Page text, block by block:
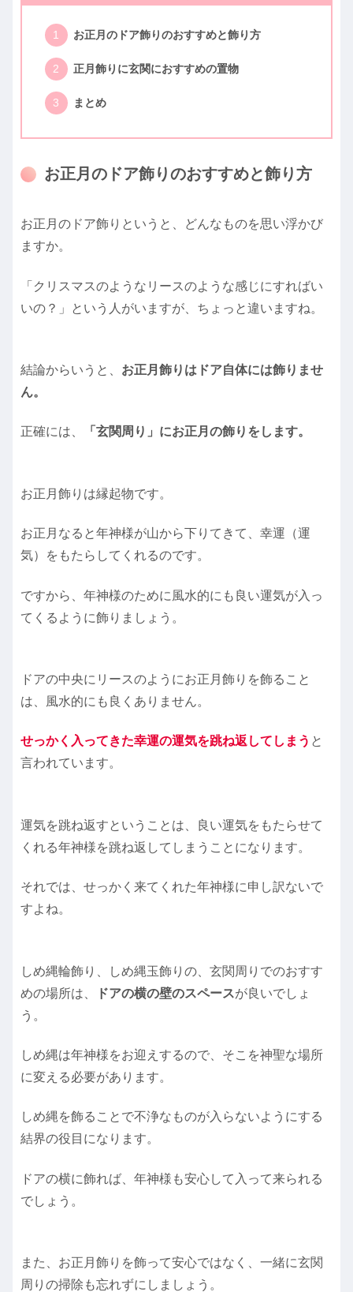
お正月のドア飾りのおすすめと飾り方
正月飾りに玄関におすすめの置物
まとめ
お正月のドア飾りのおすすめと飾り方
お正月のドア飾りというと、どんなものを思い浮かび
ますか。
「クリスマスのようなリースのような感じにすればい
いの？」という人がいますが、ちょっと違いますね。
結論からいうと、 お正月飾りはドア自体には飾りませ
ん。
正確には、 「玄関周り」にお正月の飾りをします。
お正月飾りは縁起物です。
お正月なると年神様が山から下りてきて、幸運（運
気）をもたらしてくれるのです。
ですから、年神様のために風水的にも良い運気が入っ
てくるように飾りましょう。
ドアの中央にリースのようにお正月飾りを飾ること
は、風水的にも良くありません。
せっかく入ってきた幸運の運気を跳ね返してしまう と
言われています。
運気を跳ね返すということは、良い運気をもたらせて
くれる年神様を跳ね返してしまうことになります。
それでは、せっかく来てくれた年神様に申し訳ないで
すよね。
しめ縄輪飾り、しめ縄玉飾りの、玄関周りでのおすす
めの場所は、
ドアの横の壁のスペースが良いでしょ
う。
しめ縄は年神様をお迎えするので、そこを神聖な場所
に変える必要があります。
しめ縄を飾ることで不浄なものが入らないようにする
結界の役目になります。
ドアの横に飾れば、年神様も安心して入って来られる
でしょう。
また、お正月飾りを飾って安心ではなく、一緒に玄関
周りの掃除も忘れずにしましょう。